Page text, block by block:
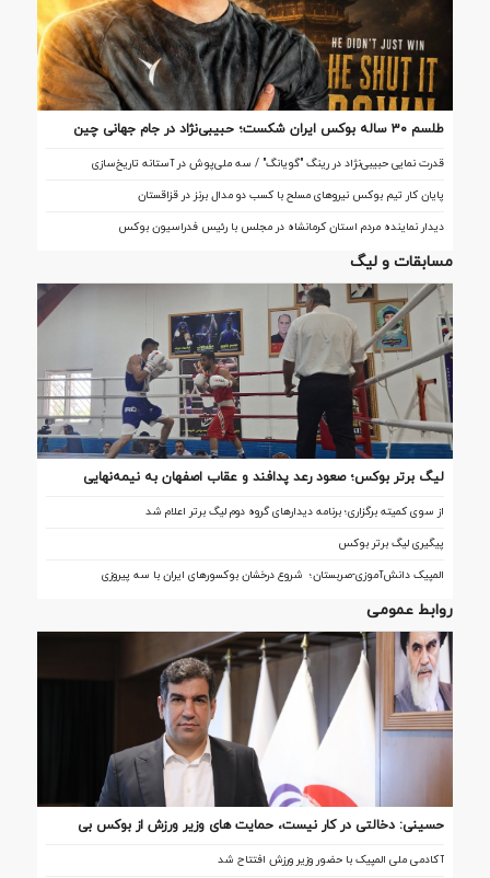
طلسم ۳۰ ساله بوکس ایران شکست؛ حبیبی‌نژاد در جام جهانی چین
قدرت نمایی حبیبی‌نژاد در رینگ "گویانگ" / سه ملی‌پوش در آستانه تاریخ‌سازی
پایان کار تیم بوکس نیروهای مسلح با کسب دو مدال برنز در قزاقستان
دیدار نماینده مردم استان کرمانشاه در مجلس با رئیس فدراسیون بوکس
مسابقات و لیگ
لیگ برتر بوکس؛ صعود رعد پدافند و عقاب اصفهان به نیمه‌نهایی
از سوی کمیته برگزاری؛ برنامه دیدارهای گروه دوم لیگ برتر اعلام شد
پیگیری لیگ برتر بوکس
المپیک دانش‌آموزی-صربستان؛ شروع درخشان بوکسورهای ایران با سه پیروزی
روابط عمومی
حسینی: دخالتی در کار نیست، حمایت های وزیر ورزش از بوکس بی
شود
آکادمی ملی المپیک با حضور وزیر ورزش افتتاح شد